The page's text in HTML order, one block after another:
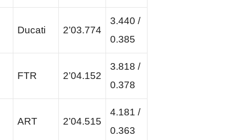
Ducati 2’03.774
3.440 /
0.385
FTR 2’04.152
3.818 /
0.378
ART 2’04.515
4.181 /
0.363